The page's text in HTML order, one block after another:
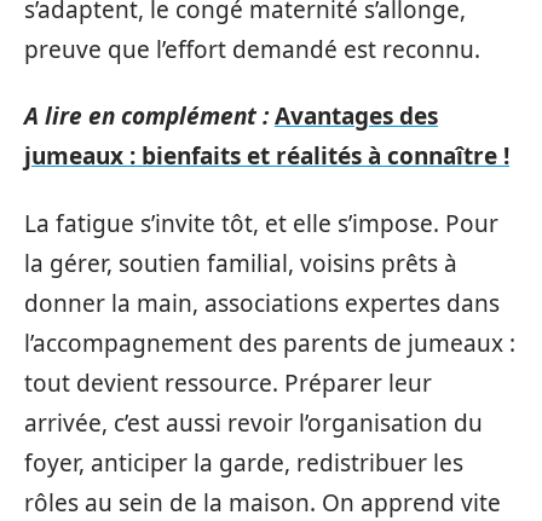
s’adaptent, le congé maternité s’allonge,
preuve que l’effort demandé est reconnu.
A lire en complément :Avantages des
jumeaux : bienfaits et réalités à connaître !
La fatigue s’invite tôt, et elle s’impose. Pour
la gérer, soutien familial, voisins prêts à
donner la main, associations expertes dans
l’accompagnement des parents de jumeaux :
tout devient ressource. Préparer leur
arrivée, c’est aussi revoir l’organisation du
foyer, anticiper la garde, redistribuer les
rôles au sein de la maison. On apprend vite